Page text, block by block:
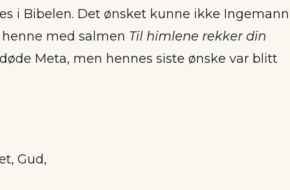
i Bibelen. Det ønsket kunne ikke Ingemann
med salmen Til himlene rekker din
Meta, men hennes siste ønske var blitt
Gud,